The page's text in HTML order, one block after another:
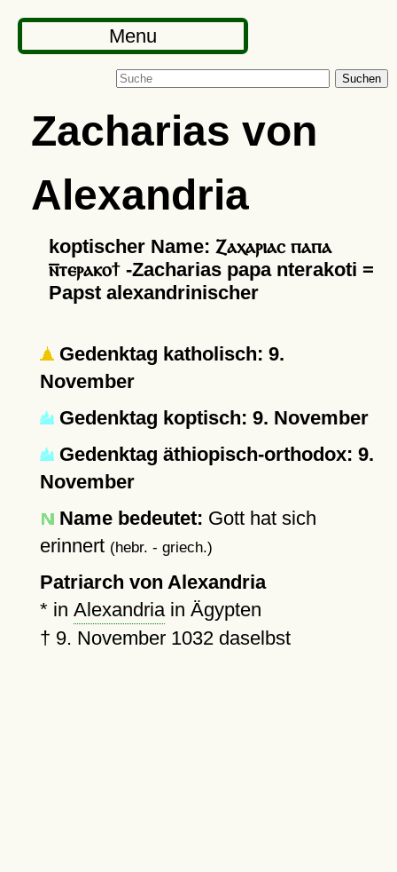
Menu
Suchen
Zacharias von
Alexandria
koptischer Name: Ⲍⲁⲭⲁⲣⲓⲁⲥ ⲡⲁⲡⲁ
ⲛ︦ⲧⲉⲣⲁⲕⲟϯ -Zacharias papa nterakoti =
Papst alexandrinischer
Gedenktag katholisch: 9.
November
Gedenktag koptisch: 9. November
Gedenktag äthiopisch-orthodox: 9.
November
Name bedeutet: Gott hat sich
erinnert (hebr. - griech.)
Patriarch von Alexandria
* in Alexandriain Ägypten
† 9. November 1032daselbst